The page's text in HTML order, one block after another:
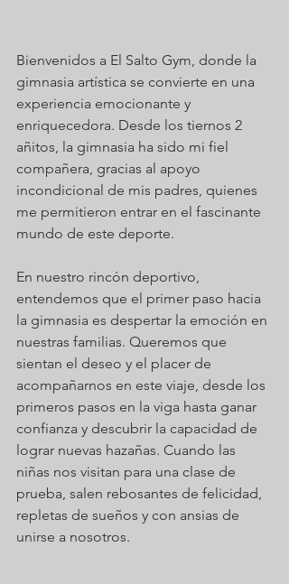
Bienvenidos a El Salto Gym, donde la
gimnasia artística se convierte en una
experiencia emocionante y
enriquecedora. Desde los tiernos 2
añitos, la gimnasia ha sido mi fiel
compañera, gracias al apoyo
incondicional de mis padres, quienes
me permitieron entrar en el fascinante
mundo de este deporte.
En nuestro rincón deportivo,
entendemos que el primer paso hacia
la gimnasia es despertar la emoción en
nuestras familias. Queremos que
sientan el deseo y el placer de
acompañarnos en este viaje, desde los
primeros pasos en la viga hasta ganar
confianza y descubrir la capacidad de
lograr nuevas hazañas. Cuando las
niñas nos visitan para una clase de
prueba, salen rebosantes de felicidad,
repletas de sueños y con ansias de
unirse a nosotros.